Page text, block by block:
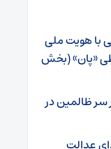
با هویت ملی
«پان» (بخش
سر ظالمین در
عدالت